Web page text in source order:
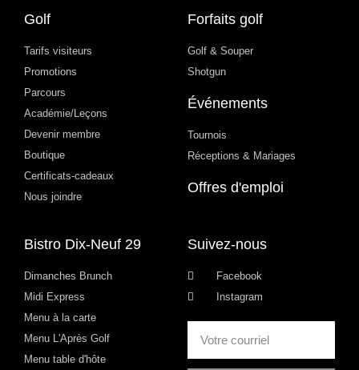
Golf
Tarifs visiteurs
Promotions
Parcours
Académie/Leçons
Devenir membre
Boutique
Certificats-cadeaux
Nous joindre
Forfaits golf
Golf & Souper
Shotgun
Événements
Tournois
Réceptions & Mariages
Offres d'emploi
Bistro Dix-Neuf 29
Dimanches Brunch
Midi Express
Menu à la carte
Menu L'Après Golf
Menu table d'hôte
Suivez-nous
Facebook
Instagram